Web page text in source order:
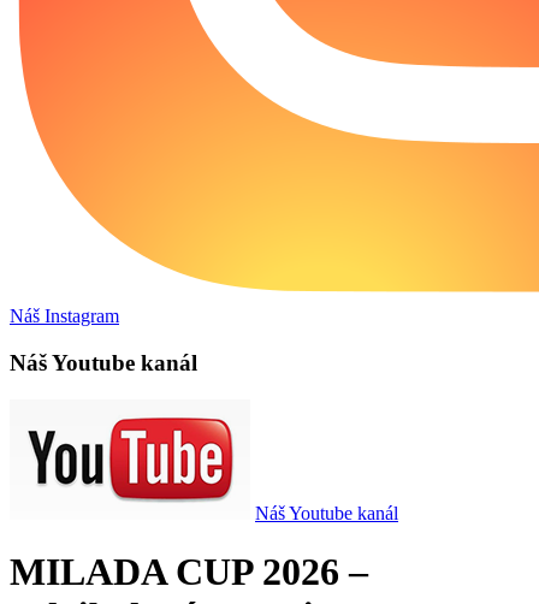
Náš Instagram
Náš Youtube kanál
Náš Youtube kanál
MILADA CUP 2026 –